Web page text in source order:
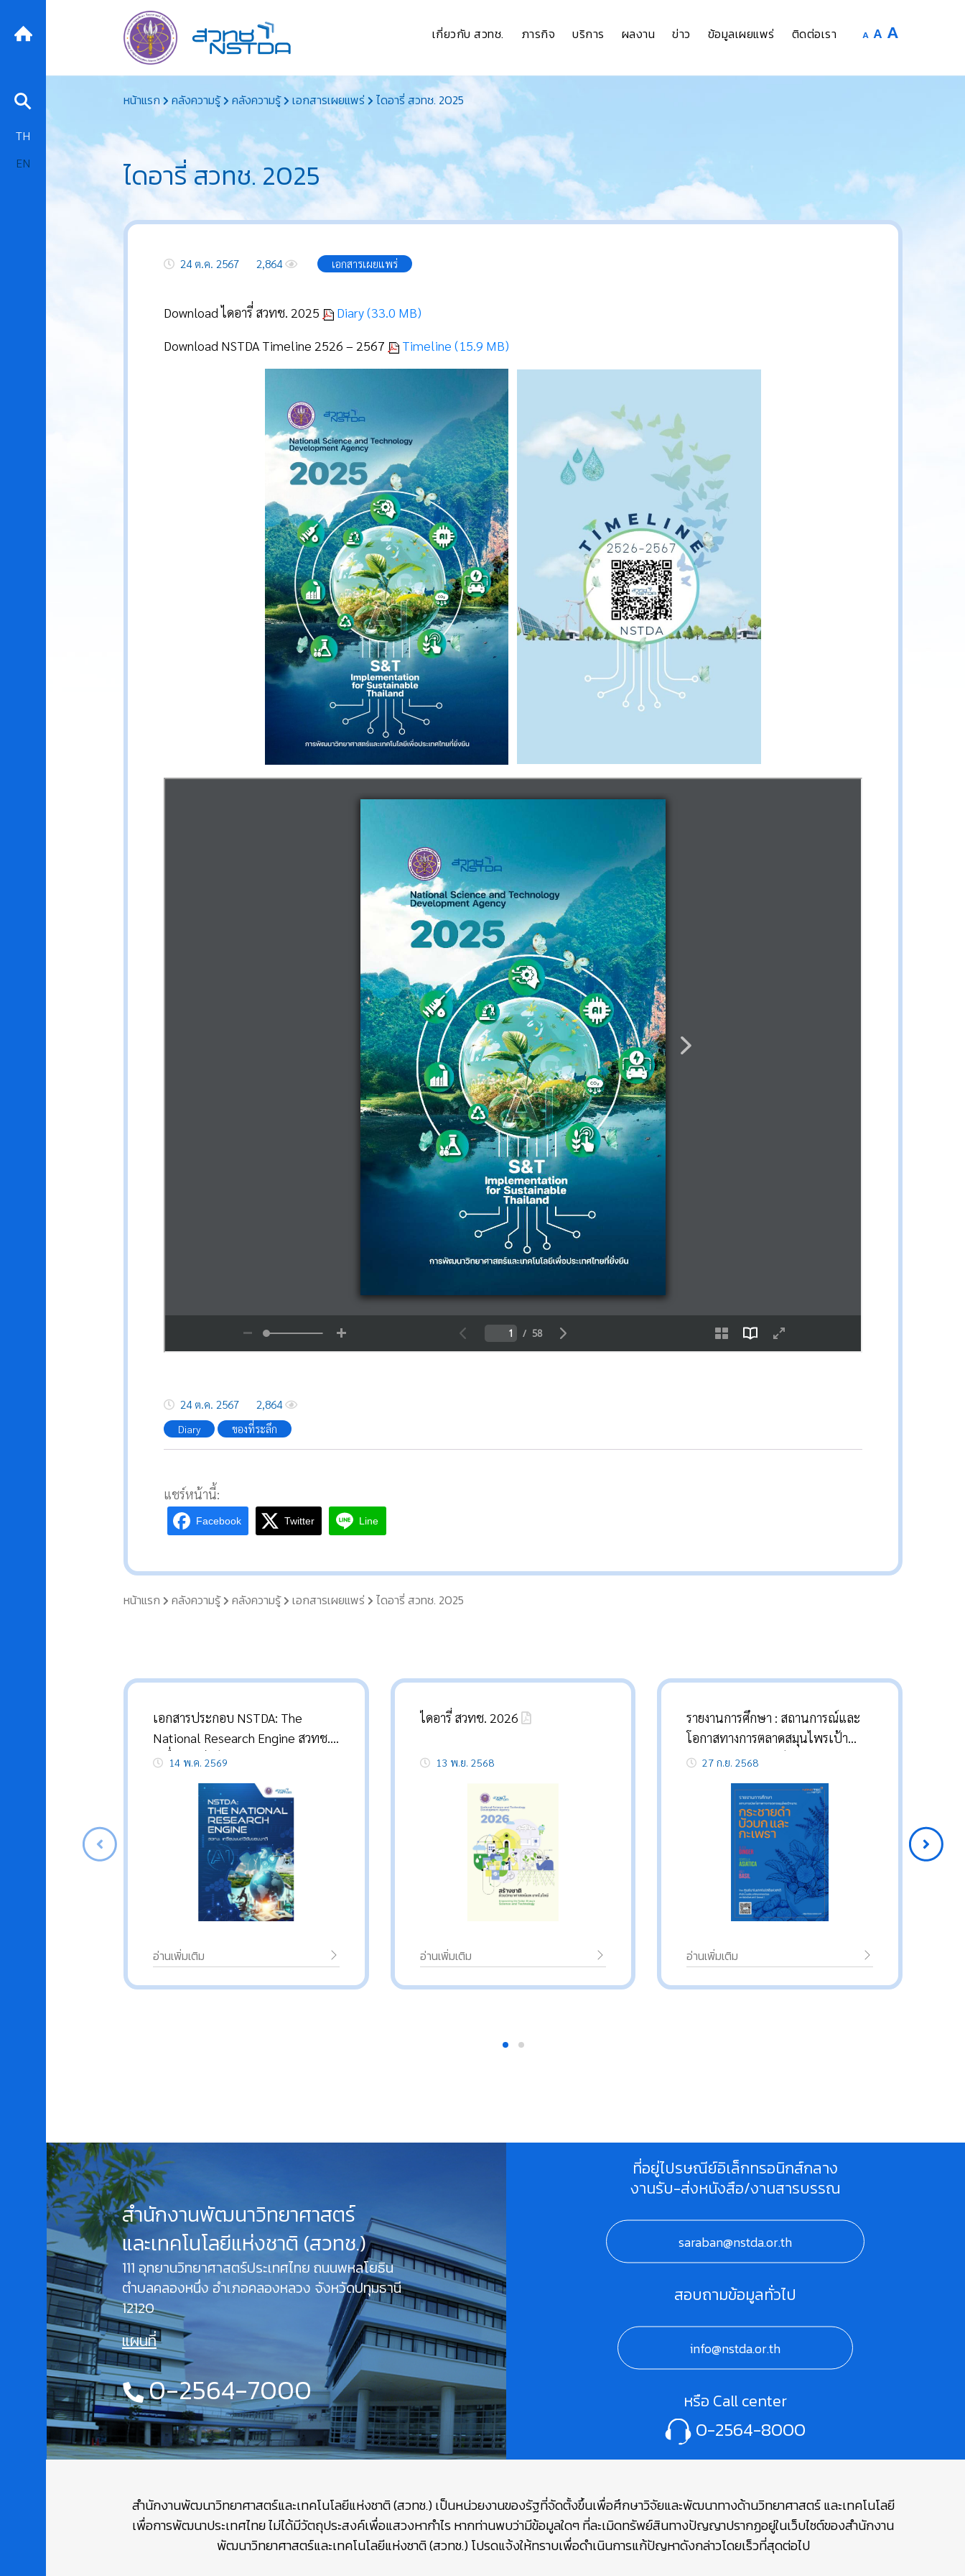
to
content
เกี่ยวกับ สวทช. ภารกิจ บริการ ผลงาน ข่าว ข้อมูลเผยแพร่ ติดต่อเรา A Decrease
A Reset
size.
A
size.
หน้าแรก คลังความรู้ คลังความรู้ เอกสารเผยแพร่ ไดอารี่ สวทช. 2025
ไดอารี่ สวทช. 2025
24 ต.ค. 2567 2,864 เอกสารเผยแพร่
Download ไดอารี่ สวทช. 2025
Diary (33.0 MB)
Download NSTDA Timeline 2526 – 2567
Timeline (15.9 MB)
24 ต.ค. 2567 2,864
Diary ของที่ระลึก
แชร์หน้านี้:
Facebook Twitter Line
หน้าแรก คลังความรู้ คลังความรู้ เอกสารเผยแพร่ ไดอารี่ สวทช. 2025
เอกสารประกอบ NSTDA: The
National Research Engine สวทช.
เครื่องยนต์วิจัยแห่งชาติ
14 พ.ค. 2569
อ่านเพิ่มเติม
ไดอารี่ สวทช. 2026
13 พ.ย. 2568
อ่านเพิ่มเติม
รายงานการศึกษา : สถานการณ์และ
โอกาสทางการตลาดสมุนไพรเป้า
หมาย: กระชายดำ บัวบก และกะเพรา
27 ก.ย. 2568
อ่านเพิ่มเติม
TH
EN
สำนักงานพัฒนาวิทยาศาสตร์
และเทคโนโลยีแห่งชาติ (สวทช.)
111 อุทยานวิทยาศาสตร์ประเทศไทย ถนนพหลโยธิน
ตำบลคลองหนึ่ง อำเภอคลองหลวง จังหวัดปทุมธานี
12120
แผนที่
0-2564-7000
ที่อยู่ไปรษณีย์อิเล็กทรอนิกส์กลาง
งานรับ-ส่งหนังสือ/งานสารบรรณ
saraban@nstda.or.th
สอบถามข้อมูลทั่วไป
info@nstda.or.th
หรือ Call center
0-2564-8000
สำนักงานพัฒนาวิทยาศาสตร์และเทคโนโลยีแห่งชาติ (สวทช.) เป็นหน่วยงานของรัฐที่จัดตั้งขึ้นเพื่อศึกษาวิจัยและพัฒนาทางด้านวิทยาศาสตร์ และเทคโนโลยี
เพื่อการพัฒนาประเทศไทย ไม่ได้มีวัตถุประสงค์เพื่อแสวงหากำไร หากท่านพบว่ามีข้อมูลใดๆ ที่ละเมิดทรัพย์สินทางปัญญาปรากฏอยู่ในเว็บไซต์ของสำนักงาน
พัฒนาวิทยาศาสตร์และเทคโนโลยีแห่งชาติ (สวทช.) โปรดแจ้งให้ทราบเพื่อดำเนินการแก้ปัญหาดังกล่าวโดยเร็วที่สุดต่อไป